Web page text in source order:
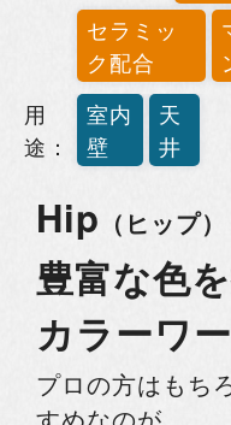
セラミッ
ク配合
用
途：
室内
壁
天
井
Hip （ヒップ）
豊富な色
カラーワ
プロの方はもち